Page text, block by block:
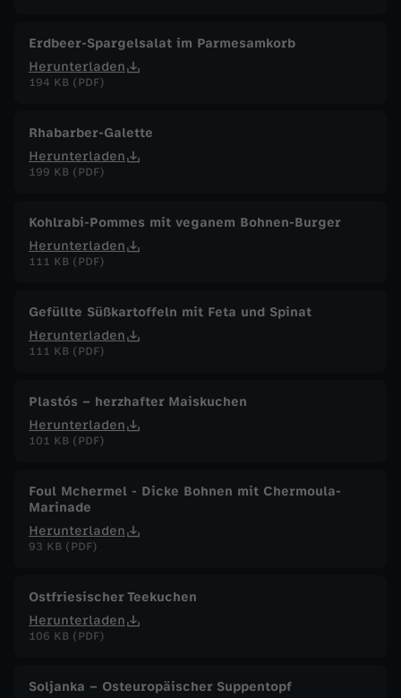
Erdbeer-Spargelsalat im Parmesamkorb
Herunterladen
194 KB (PDF)
Rhabarber-Galette
Herunterladen
199 KB (PDF)
Kohlrabi-Pommes mit veganem Bohnen-Burger
Herunterladen
111 KB (PDF)
Gefüllte Süßkartoffeln mit Feta und Spinat
Herunterladen
111 KB (PDF)
Plastós – herzhafter Maiskuchen
Herunterladen
101 KB (PDF)
Foul Mchermel - Dicke Bohnen mit Chermoula-
Marinade
Herunterladen
93 KB (PDF)
Ostfriesischer Teekuchen
Herunterladen
106 KB (PDF)
Soljanka – Osteuropäischer Suppentopf